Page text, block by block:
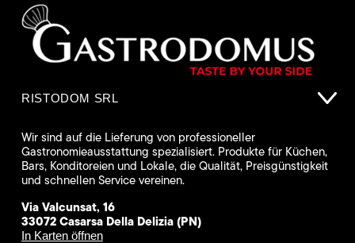
RISTODOM SRL
Wir sind auf die Lieferung von professioneller
Gastronomieausstattung spezialisiert. Produkte für Küchen,
Bars, Konditoreien und Lokale, die Qualität, Preisgünstigkeit
und schnellen Service vereinen.
Via Valcunsat, 16
33072 Casarsa Della Delizia (PN)
In Karten öffnen